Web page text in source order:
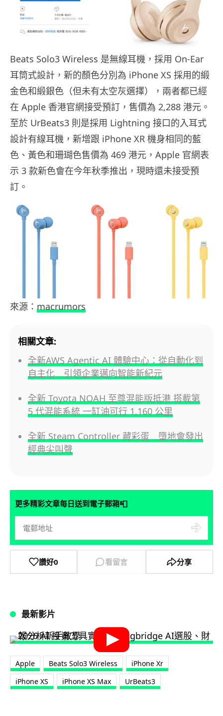
Beats Solo3 Wireless 是無線耳機，採用 On-Ear
耳筒式設計，新的顏色分別為 iPhone XS 採用的緞
金色和緞銀色（但未有太空灰選擇），兩者都已經
在 Apple 香港官網接受預訂，售價為 2,288 港元。
至於 UrBeats3 則是採用 Lightning 接口的入耳式
設計有線耳機，新增跟 iPhone XR 機身相同的藍
色、黃色和珊瑚色售價為 469 港元，Apple 官網表
示 3 款新色會在今年秋季推出，現時還未接受預
訂。
來源： macrumors
相關文章:
全新AWS Agentic AI 體驗中心：從自動化到
自主化 引領企業邁向智能新紀元
全新 Toyota NOAH 至尊混能版抵港 搭載第
5 代混能系統 一缸油可行 1,160 公里
全新 Steam Controller 藏彩蛋 墮地會發出
經典尖叫聲
更多精彩文章每日送到電子郵箱📮
讚好0 看留言 分享
最新影片
Apple Beats Solo3 Wireless
iPhone Xr
iPhone XS
iPhone XS Max UrBeats3